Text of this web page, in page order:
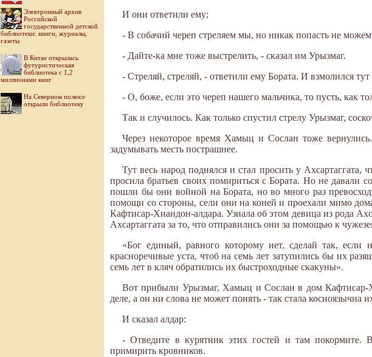
Электронный архив
Российской
государственной детской
библиотеки: книги, журналы,
газеты
В Китае открылась
футуристическая
библиотека с 1,2
миллионами книг
На Северном полюсе
открыли библиотеку
И они ответили ему;
- В собачий череп стреляем мы, но никак попасть не
- Дайте-ка мне тоже выстрелить, - сказал им Урызмаг.
- Стреляй, стреляй, - ответили ему Бората. И взмолился
- О, боже, если это череп нашего мальчика, то пусть, как
Так и случилось. Как только спустил стрелу Урызмаг,
Через некоторое время Хамыц и Сослан тоже
задумывать месть пострашнее.
Тут весь народ поднялся и стал просить у
просила братьев своих помириться с Бората. Но не давали
пошли бы они войной на Бората, но во много раз
помощи со стороны, сели они на коней и проехали мимо
Кафтисар-Хиандон-алдара. Узнала об этом девица из рода
Ахсартаггата за то, что отправились они за помощью к
«Бог единый, равного которому нет, сделай так,
красноречивые уста, чтоб на семь лет затупились бы их
семь лет в кляч обратились их быстроходные скакуны».
Вот прибыли Урызмаг, Хамыц и Сослан в дом Кафтисар-
деле, а он ни слова не может понять - так стала косноязычна
И сказал алдар:
- Отведите в курятник этих гостей и там покормите.
примирить кровников.